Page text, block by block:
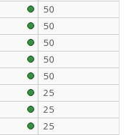
50
50
50
50
50
25
25
25